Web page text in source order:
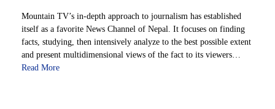
Mountain TV’s in-depth approach to journalism has established
itself as a favorite News Channel of Nepal. It focuses on finding
facts, studying, then intensively analyze to the best possible extent
and present multidimensional views of the fact to its viewers…
Read More